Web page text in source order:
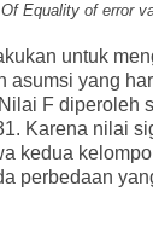
Equality of error
untuk
asumsi yang
F diperoleh
Karena nilai
kedua
perbedaan